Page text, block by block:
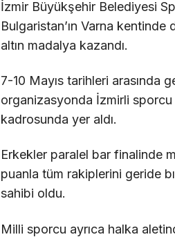
İzmir Büyükşehir Belediyesi
Bulgaristan’ın Varna
altın madalya kazandı.
7-10 Mayıs tarihleri arasında
organizasyonda İzmirli sporcu
kadrosunda yer aldı.
Erkekler paralel bar finalinde
puanla tüm rakiplerini geride
sahibi oldu.
Milli sporcu ayrıca halka